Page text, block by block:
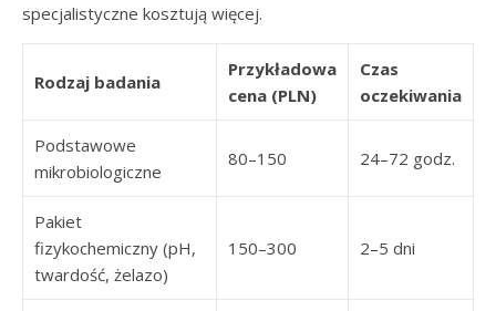
specjalistyczne kosztują więcej.
Rodzaj badania
Przykładowa
cena (PLN)
Czas
oczekiwania
Podstawowe
mikrobiologiczne
80–150 24–72 godz.
Pakiet
fizykochemiczny (pH,
twardość, żelazo)
150–300 2–5 dni